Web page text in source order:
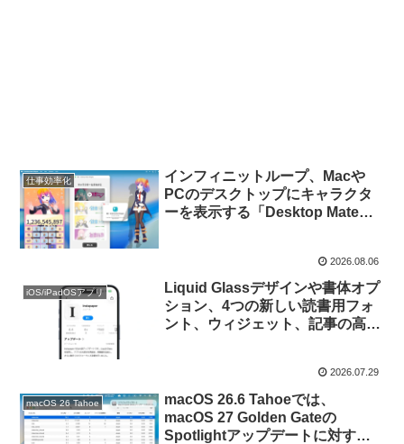
仕事効率化
インフィニットループ、Macや
PCのデスクトップにキャラクタ
ーを表示する「Desktop Mate」
2026.08.06
iOS/iPadOSアプリ
Liquid Glassデザインや書体オプ
ション、4つの新しい読書用フォ
ント、ウィジェット、記事の高速
2026.07.29
macOS 26 Tahoe
macOS 26.6 Tahoeでは、
macOS 27 Golden Gateの
Spotlightアップデートに対する